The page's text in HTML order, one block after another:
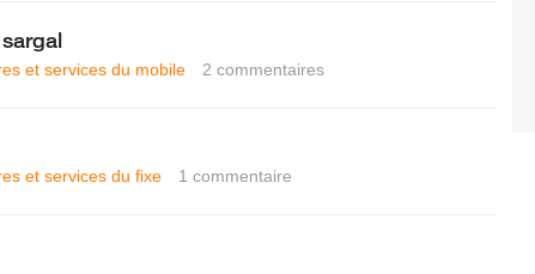
et services du mobile 2 commentaires
et services du fixe 1 commentaire